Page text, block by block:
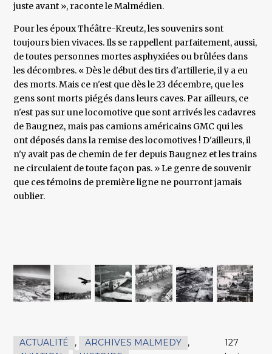
juste avant », raconte le Malmédien.
Pour les époux Théâtre-Kreutz, les souvenirs sont
toujours bien vivaces. Ils se rappellent parfaitement, aussi,
de toutes personnes mortes asphyxiées ou brûlées dans
les décombres. « Dès le début des tirs d'artillerie, il y a eu
des morts. Mais ce n'est que dès le 23 décembre, que les
gens sont morts piégés dans leurs caves. Par ailleurs, ce
n'est pas sur une locomotive que sont arrivés les cadavres
de Baugnez, mais pas camions américains GMC qui les
ont déposés dans la remise des locomotives ! D'ailleurs, il
n'y avait pas de chemin de fer depuis Baugnez et les trains
ne circulaient de toute façon pas. » Le genre de souvenir
que ces témoins de première ligne ne pourront jamais
oublier.
ACTUALITÉ , ARCHIVES MALMEDY
,
127